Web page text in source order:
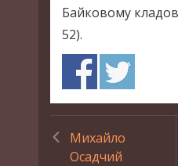
Байковому
52).
Михайло
Осадчий